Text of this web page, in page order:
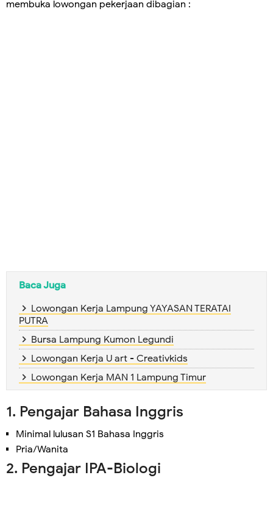
membuka lowongan pekerjaan dibagian :
Baca Juga
Lowongan Kerja Lampung YAYASAN TERATAI
PUTRA
Bursa Lampung Kumon Legundi
Lowongan Kerja U art - Creativkids
Lowongan Kerja MAN 1 Lampung Timur
1. Pengajar Bahasa Inggris
Minimal lulusan S1 Bahasa Inggris
Pria/Wanita
2. Pengajar IPA-Biologi